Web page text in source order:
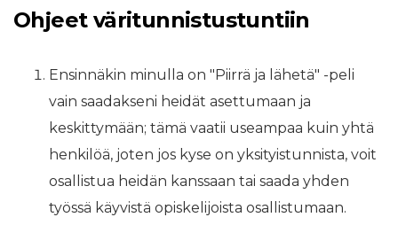
Ohjeet väritunnistustuntiin
Ensinnäkin minulla on "Piirrä ja lähetä" -peli
vain saadakseni heidät asettumaan ja
keskittymään; tämä vaatii useampaa kuin yhtä
henkilöä, joten jos kyse on yksityistunnista, voit
osallistua heidän kanssaan tai saada yhden
työssä käyvistä opiskelijoista osallistumaan.